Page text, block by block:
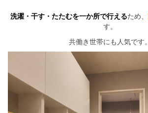
洗濯・干す・たたむを一か所で行えるため、
す。
共働き世帯にも人気です。